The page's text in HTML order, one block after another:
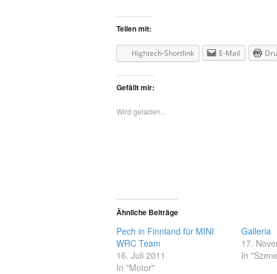
Teilen mit:
Hightech-Shortlink E-Mail
Gefällt mir:
Wird geladen...
Ähnliche Beiträge
Pech in Finnland für MINI
WRC Team
16. Juli 2011
In "Motor"
Galleria
17.
In